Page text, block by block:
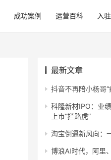
成功案例 运营百科 入
最新文章
抖音不再陪小杨哥“
科隆新材IPO：业
上市“拦路虎”
淘宝倒逼新风向：
博浪AI时代，阿里